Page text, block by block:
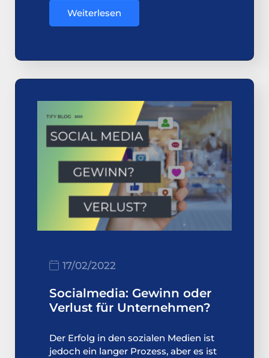
Weiterlesen
17/02/2022
Socialmedia: Gewinn oder
Verlust für Unternehmen?
Der Erfolg in den sozialen Medien ist
jedoch ein langer Prozess, aber es ist